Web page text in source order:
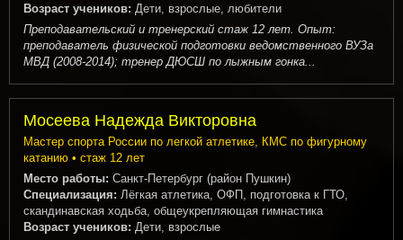
Возраст учеников: Дети, взрослые, любители
Преподавательский и тренерский стаж 12 лет. Опыт:
преподаватель физической подготовки ведомственного ВУЗа
МВД (2008-2014); тренер ДЮСШ по лыжным гонка...
Мосеева Надежда Викторовна
Мастер спорта России по легкой атлетике, КМС по фигурному
катанию • стаж 12 лет
Место работы: Санкт-Петербург (район Пушкин)
Специализация: Лёгкая атлетика, ОФП, подготовка к ГТО,
скандинавская ходьба, общеукрепляющая гимнастика
Возраст учеников: Дети, взрослые